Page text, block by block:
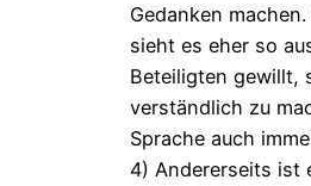
Gedanken
sieht es eher so
Beteiligten gewillt,
verständlich zu
Sprache auch
4) Andererseits ist